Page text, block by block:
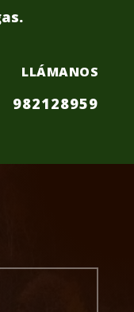
LLÁMANOS
982128959